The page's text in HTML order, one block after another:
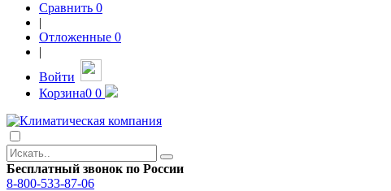
Сравнить 0
|
Отложенные 0
|
Войти
Корзина0 0
Бесплатный звонок по России
8-800-533-87-06